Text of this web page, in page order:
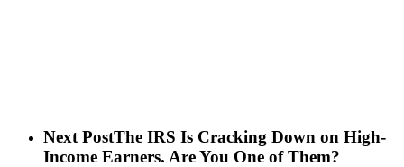
Next PostThe IRS Is Cracking Down on High-
Income Earners. Are You One of Them?